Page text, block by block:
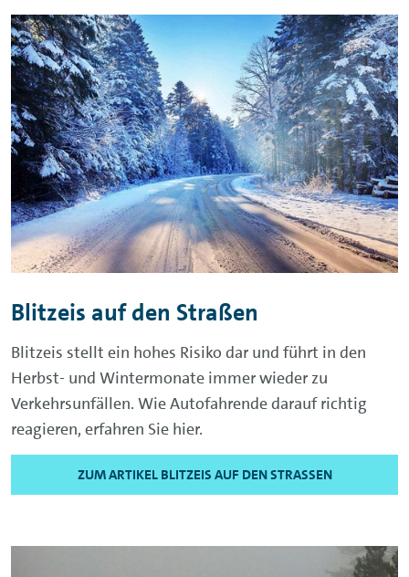
Blitzeis auf den Straßen
Blitzeis stellt ein hohes Risiko dar und führt in den
Herbst- und Wintermonate immer wieder zu
Verkehrsunfällen. Wie Autofahrende darauf richtig
reagieren, erfahren Sie hier.
ZUM ARTIKEL BLITZEIS AUF DEN STRASSEN